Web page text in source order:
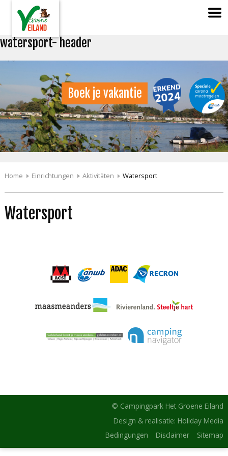
Boek je vakantie
watersport- header
Home Einrichtungen Aktivitäten Watersport
Watersport
© Campingpark Het Groene Eiland
Design & realisatie: Holiday Media
Bedingungen
Disclaimer Sitemap